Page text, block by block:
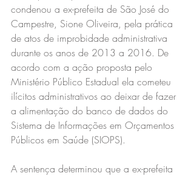
condenou a ex-prefeita de São José do
Campestre, Sione Oliveira, pela prática
de atos de improbidade administrativa
durante os anos de 2013 a 2016. De
acordo com a ação proposta pelo
Ministério Público Estadual ela cometeu
ilícitos administrativos ao deixar de fazer
a alimentação do banco de dados do
Sistema de Informações em Orçamentos
Públicos em Saúde (SIOPS).
A sentença determinou que a ex-prefeita